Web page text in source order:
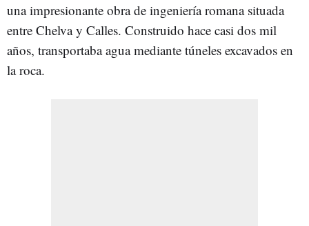
una impresionante obra de ingeniería romana situada
entre Chelva y Calles. Construido hace casi dos mil
años, transportaba agua mediante túneles excavados en
la roca.